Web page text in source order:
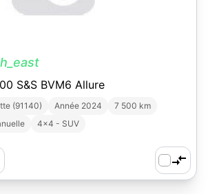
S&S BVM6 Allure
(91140) Année 2024
7 500 km
4x4 - SUV